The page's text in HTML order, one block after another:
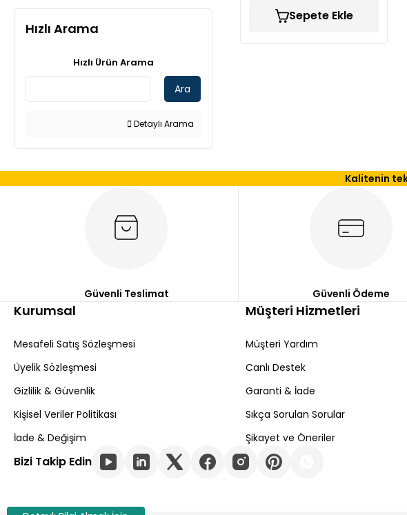
Hızlı Arama
Hızlı Ürün Arama
Ara
Detaylı Arama
Sepete Ekle
Kalitenin
Güvenli Teslimat Güvenli Ödeme
Kurumsal
Mesafeli Satış Sözleşmesi
Üyelik Sözleşmesi
Gizlilik & Güvenlik
Kişisel Veriler Politikası
İade & Değişim
Müşteri Hizmetleri
Müşteri Yardım
Canlı Destek
Garanti & İade
Sıkça Sorulan Sorular
Şikayet ve Öneriler
Bizi Takip Edin